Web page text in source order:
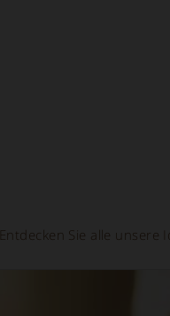
Entdecken Sie alle